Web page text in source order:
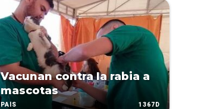
Vacunan contra la rabia a
mascotas
PAÍS 1367D